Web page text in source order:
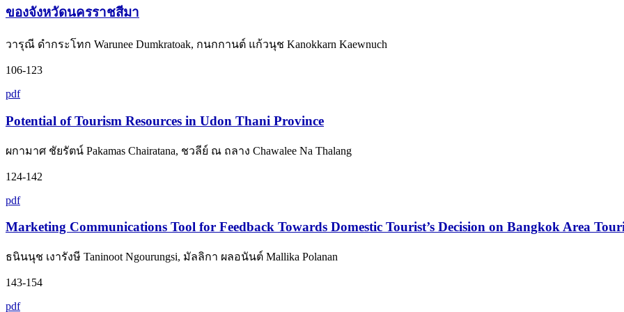
ของจังหวัดนครราชสีมา
วารุณี ดำกระโทก Warunee Dumkratoak, กนกกานต์ แก้วนุช Kanokkarn Kaewnuch
106-123
pdf
Potential of Tourism Resources in Udon Thani Province
ผกามาศ ชัยรัตน์ Pakamas Chairatana, ชวลีย์ ณ ถลาง Chawalee Na Thalang
124-142
pdf
Marketing Communications Tool for Feedback Towards Domestic Tourist’s Decision on Bangkok Area
ธนินนุช เงารังษี Taninoot Ngourungsi, มัลลิกา ผลอนันต์ Mallika Polanan
143-154
pdf